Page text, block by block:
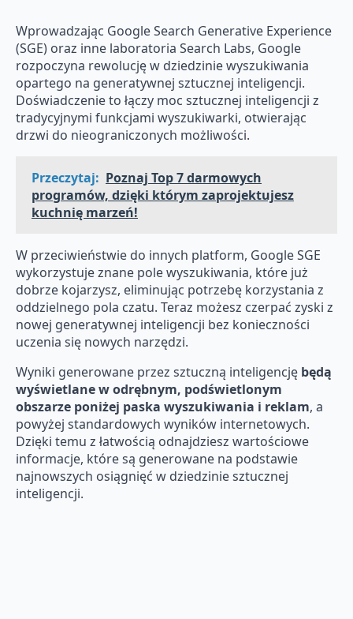
Wprowadzając Google Search Generative Experience
(SGE) oraz inne laboratoria Search Labs, Google
rozpoczyna rewolucję w dziedzinie wyszukiwania
opartego na generatywnej sztucznej inteligencji.
Doświadczenie to łączy moc sztucznej inteligencji z
tradycyjnymi funkcjami wyszukiwarki, otwierając
drzwi do nieograniczonych możliwości.
Przeczytaj: Poznaj Top 7 darmowych
programów, dzięki którym zaprojektujesz
kuchnię marzeń!
W przeciwieństwie do innych platform, Google SGE
wykorzystuje znane pole wyszukiwania, które już
dobrze kojarzysz, eliminując potrzebę korzystania z
oddzielnego pola czatu. Teraz możesz czerpać zyski z
nowej generatywnej inteligencji bez konieczności
uczenia się nowych narzędzi.
Wyniki generowane przez sztuczną inteligencję będą
wyświetlane w odrębnym, podświetlonym
obszarze poniżej paska wyszukiwania i reklam, a
powyżej standardowych wyników internetowych.
Dzięki temu z łatwością odnajdziesz wartościowe
informacje, które są generowane na podstawie
najnowszych osiągnięć w dziedzinie sztucznej
inteligencji.